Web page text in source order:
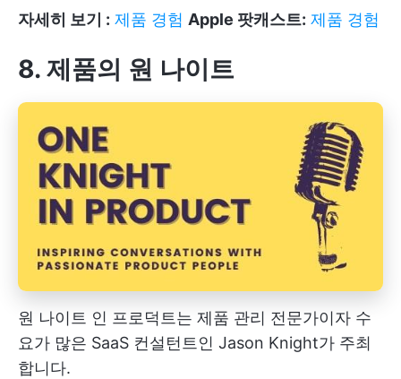
자세히 보기 : 제품 경험 Apple 팟캐스트: 제품 경험
8. 제품의 원 나이트
원 나이트 인 프로덕트는 제품 관리 전문가이자 수
요가 많은 SaaS 컨설턴트인 Jason Knight가 주최
합니다.